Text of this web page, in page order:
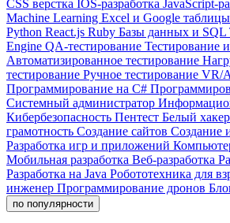
CSS верстка IOS-разработка JavaScript-
Machine Learning Excel и Google таблицы
Python React.js Ruby Базы данных и SQL
Engine QA-тестирование Тестирование
Автоматизированное тестирование
тестирование Ручное тестирование VR/
Программирование на C#
Системный администратор
Кибербезопасность Пентест Белый хакер
грамотность Создание сайтов Создание
Разработка игр и приложений
Мобильная разработка Веб-разработка
Разработка на Java Робототехника для
инженер Программирование дронов
по популярности